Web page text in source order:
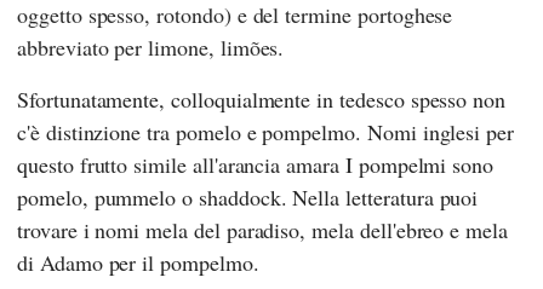
oggetto spesso, rotondo) e del termine portoghese
abbreviato per limone, limões.
Sfortunatamente, colloquialmente in tedesco spesso non
c'è distinzione tra pomelo e pompelmo. Nomi inglesi per
questofrutto simile all'arancia amara I pompelmi sono
pomelo, pummelo o shaddock. Nella letteratura puoi
trovare i nomi mela del paradiso, mela dell'ebreo e mela
di Adamo per il pompelmo.